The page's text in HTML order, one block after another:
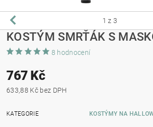
1 z 3
KOSTÝM SMRŤÁK S
8 hodnocení
767 Kč
633,88 Kč bez DPH
KATEGORIE KOSTÝMY NA